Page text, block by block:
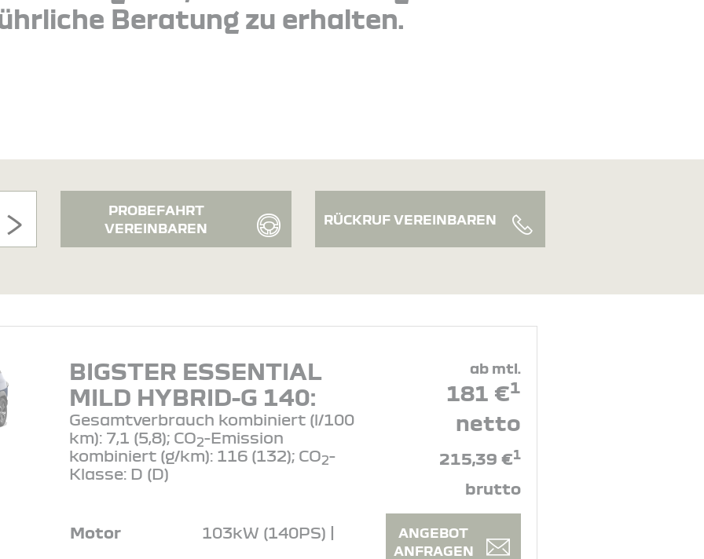
Beratung zu erhalten.
PROBEFAHRT
VEREINBAREN
RÜCKRUF VEREINBAREN
BIGSTER ESSENTIAL
MILD HYBRID-G 140:
Gesamtverbrauch kombiniert (l/100
km): 7,1 (5,8); CO2-Emission
kombiniert (g/km): 116 (132); CO2-
Klasse: D (D)
ab mtl.
181 €1
netto
215,39 €1
brutto
Motor 103kW (140PS) |
ANGEBOT
ANFRAGEN